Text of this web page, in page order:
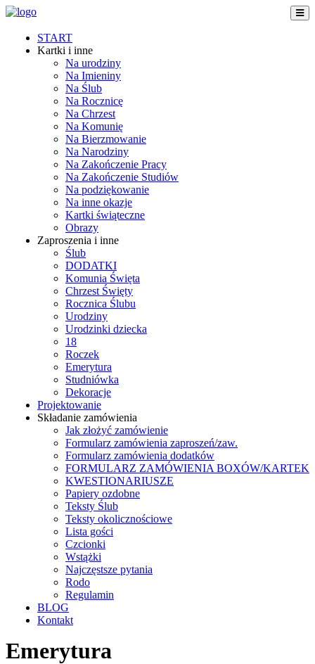
START
Kartki i inne
Na urodziny
Na Imieniny
Na Ślub
Na Rocznicę
Na Chrzest
Na Komunię
Na Bierzmowanie
Na Narodziny
Na Zakończenie Pracy
Na Zakończenie Studiów
Na podziękowanie
Na inne okazje
Kartki świąteczne
Obrazy
Zaproszenia i inne
Ślub
DODATKI
Komunia Święta
Chrzest Święty
Rocznica Ślubu
Urodziny
Urodzinki dziecka
18
Roczek
Emerytura
Studniówka
Dekoracje
Projektowanie
Składanie zamówienia
Jak złożyć zamówienie
Formularz zamówienia zaproszeń/zaw.
Formularz zamówienia dodatków
FORMULARZ ZAMÓWIENIA BOXÓW/KARTEK
KWESTIONARIUSZE
Papiery ozdobne
Teksty Ślub
Teksty okolicznościowe
Lista gości
Czcionki
Wstążki
Najczęstsze pytania
Rodo
Regulamin
BLOG
Kontakt
Emerytura